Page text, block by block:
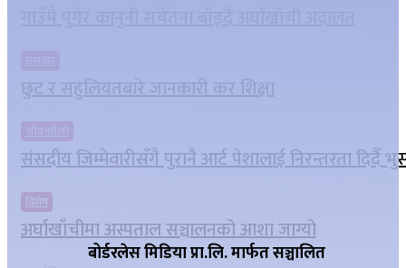
छुट र सहुलियतबारे जानकारी कर शिक्षा
जीवनशैली
संसदीय जिम्मेवारीसँगै पुरानै आर्ट पेशालाई निरन्तरता दिदैँ
विशेष
अर्घाखाँचीमा अस्पताल सञ्चालनको आशा जाग्यो
बोर्डरलेस मिडिया प्रा.लि. मार्फत सञ्चालित